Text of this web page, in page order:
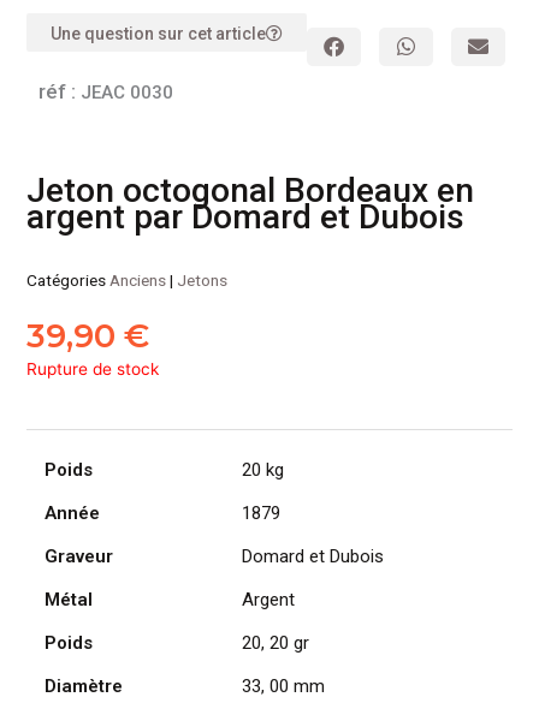
Une question sur cet article
réf : JEAC 0030
Jeton octogonal Bordeaux en
argent par Domard et Dubois
Catégories Anciens| Jetons
39,90€
Rupture de stock
Poids
20 kg
Année
1879
Graveur
Domard et Dubois
Métal
Argent
Poids
20, 20 gr
Diamètre
33, 00 mm